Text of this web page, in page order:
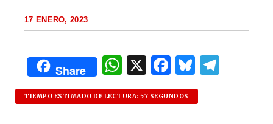
17 ENERO, 2023
Share
W
h
at
X F
a
c
B
lu
es
TIEMPO ESTIMADO DE LECTURA: 57 SEGUNDOS